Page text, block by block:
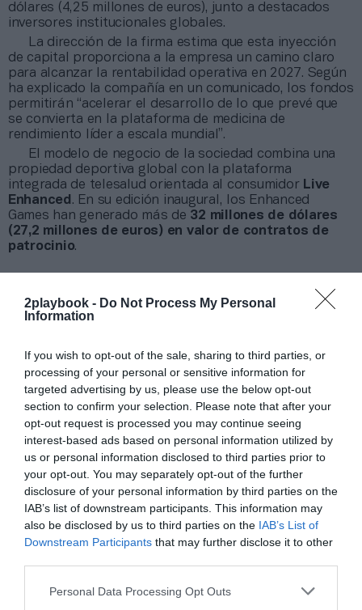
2playbook - Do Not Process My Personal
Information
If you wish to opt-out of the sale, sharing to third parties, or
processing of your personal or sensitive information for
targeted advertising by us, please use the below opt-out
section to confirm your selection. Please note that after your
opt-out request is processed you may continue seeing
interest-based ads based on personal information utilized by
us or personal information disclosed to third parties prior to
your opt-out. You may separately opt-out of the further
disclosure of your personal information by third parties on the
IAB’s list of downstream participants. This information may
also be disclosed by us to third parties on the IAB’s List of
Downstream Participants that may further disclose it to other
Personal Data Processing Opt Outs
dólares (4,25 millones de euros), junto a destacados
inversores institucionales globales.
La dirección de la firma estima que esta inyección
de capital proporciona a la empresa un camino claro
para alcanzar la rentabilidad operativa en 2027. Según
ha explicado la compañía en un comunicado, los fondos
permitirán “acelerar el desarrollo de lo que prevé que
se convierta en la plataforma de medicina de
rendimiento líder a escala mundial”.
El modelo de negocio de la sociedad combina una
propiedad deportiva global con la plataforma
integrada de telesalud orientada al consumidor Live
Enhanced . En su edición inaugural, los Enhanced
Games han generado más de 32 millones de dólares
(27,2 millones de euros) en valor de contratos de
patrocinio.
Sobre Intelligence 2P
Intelligence 2P
clubes de LaLiga, Liga F y Primera Federación; 200
clubes de ligas europeas; 22 clubes de ACB y Primera
FEB.
La plataforma de datos monitoriza más de 34.000
contratos de patrocinio, de los que 25.000
corresponden al mercado español y más de 8.000 a
propiedades deportivas y competiciones internacionales,
segmentados por competición, tipología de activos,
marcas, categorías de producto y valor económico
aproximado de cada acuerdo. Si quieres más
información, contacta con nosotros
intelligence@2playbook.com
de forma gratuita